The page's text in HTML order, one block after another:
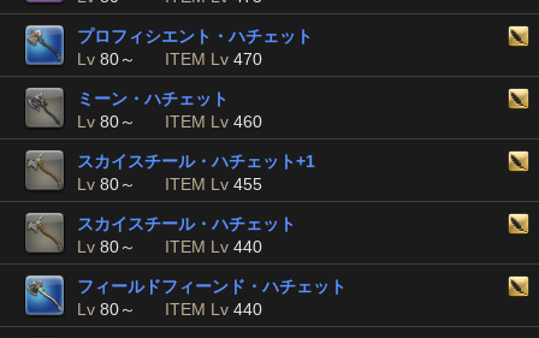
プロフィシエント・ハチェット
Lv 80～ ITEM Lv 470
ミーン・ハチェット
Lv 80～ ITEM Lv 460
スカイスチール・ハチェット+1
Lv 80～ ITEM Lv 455
スカイスチール・ハチェット
Lv 80～ ITEM Lv 440
フィールドフィーンド・ハチェット
Lv 80～ ITEM Lv 440